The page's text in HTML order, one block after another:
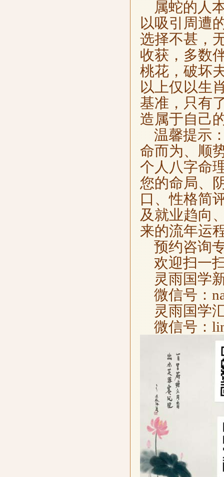
属蛇的人
以吸引周遭
选择不甚，
收获，多数
桃花，破坏
以上仅以生
基准，只有
造属于自己
温馨提示
命而为、顺
个人八字命
您的命局、
口、性格简
及就业趋向
来的流年运
预约咨询专
欢迎扫一
灵雨国学
微信号：
灵雨国学
微信号：